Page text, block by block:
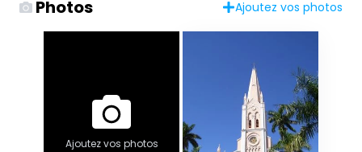
Photos Ajoutez vos photos
Ajoutez vos photos